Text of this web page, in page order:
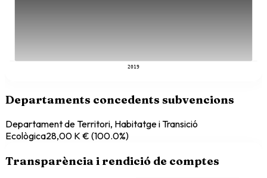
2019
Departaments concedents subvencions
Departament de Territori, Habitatge i Transició
Ecològica28,00 K € (100.0%)
Transparència i rendició de comptes